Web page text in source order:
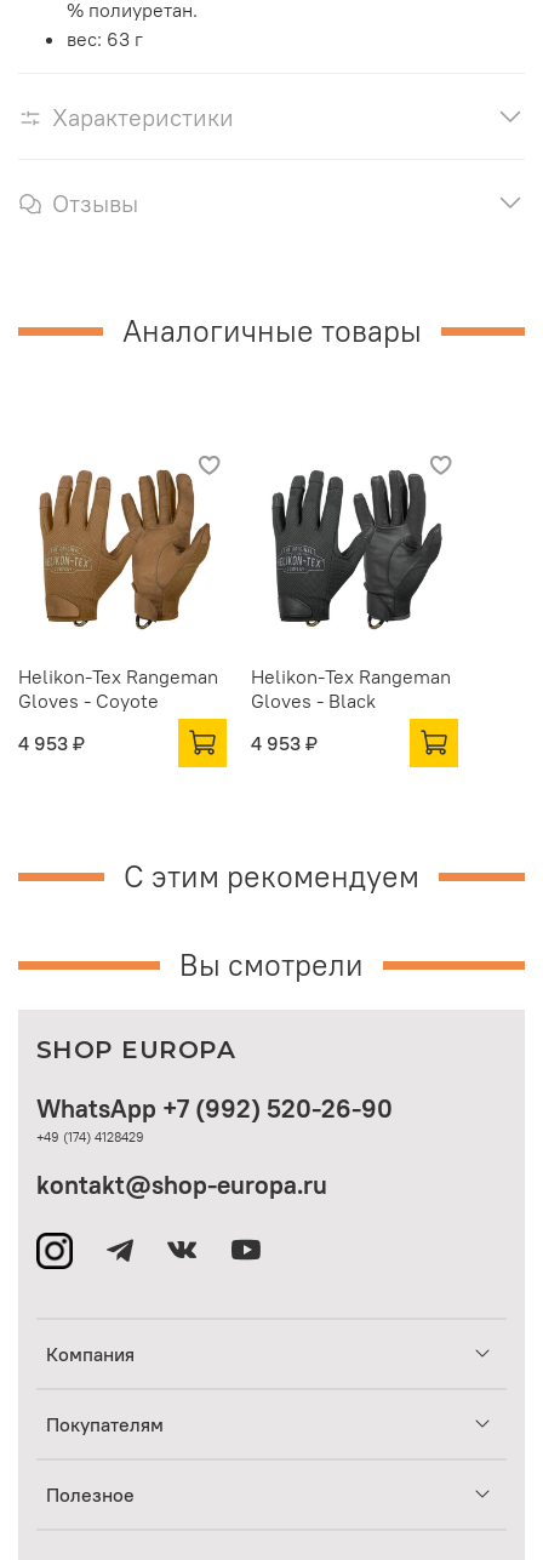
% полиуретан.
вес: 63 г
Характеристики
Отзывы
Аналогичные товары
Helikon-Tex Rangeman
Gloves - Coyote
4 953 ₽
Helikon-Tex Rangeman
Gloves - Black
4 953 ₽
С этим рекомендуем
Вы смотрели
Компания
Покупателям
Полезное
WhatsApp +7 (992) 520-26-90
+49 (174) 4128429
kontakt@shop-europa.ru
SHOP EUROPA